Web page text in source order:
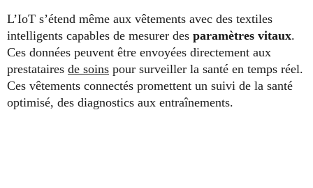
L’IoT s’étend même aux vêtements avec des textiles
intelligents capables de mesurer des paramètres vitaux.
Ces données peuvent être envoyées directement aux
prestataires de soins pour surveiller la santé en temps réel.
Ces vêtements connectés promettent un suivi de la santé
optimisé, des diagnostics aux entraînements.